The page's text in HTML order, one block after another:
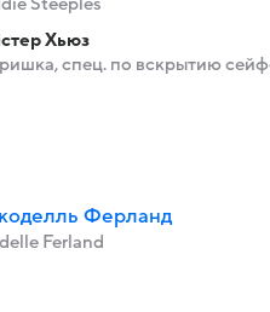
Хьюз
спец. по вскрытию
Ферланд
Ferland